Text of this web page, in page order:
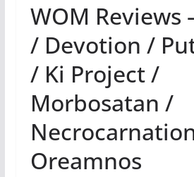
WOM Reviews
/ Devotion /
/ Ki Project /
Morbosatan /
Oreamnos